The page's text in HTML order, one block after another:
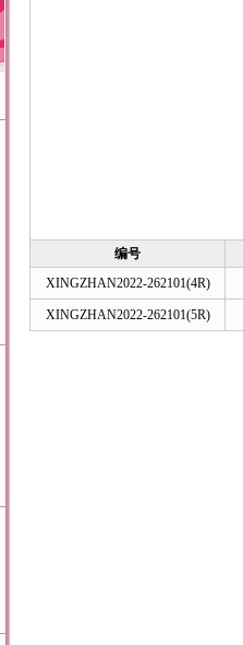
编号
XINGZHAN2022-262101(4R)
XINGZHAN2022-262101(5R)